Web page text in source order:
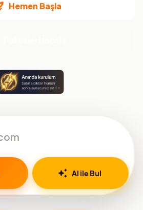
Hemen Başla
AI ile Bul